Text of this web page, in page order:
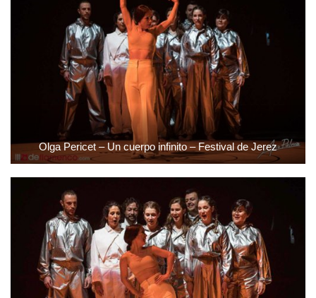
Olga Pericet – Un cuerpo infinito – Festival de Jerez